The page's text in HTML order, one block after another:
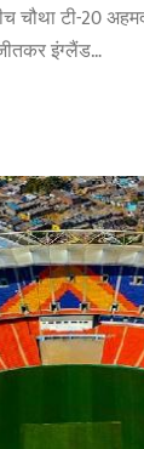
चौथा टी-20
इंग्लैंड…